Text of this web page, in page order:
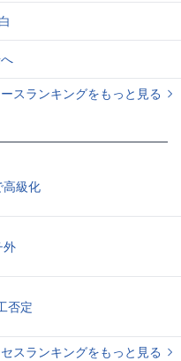
スランキングをもっと見る
高級化
外
否定
スランキングをもっと見る